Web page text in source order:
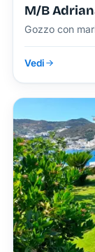
M/B
Gozzo con
Vedi